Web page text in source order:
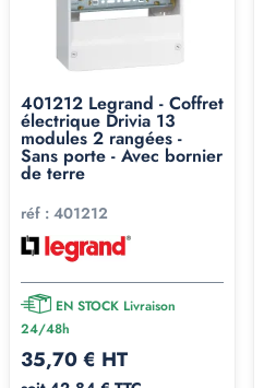
401212 Legrand - Coffret
électrique Drivia 13
modules 2 rangées -
Sans porte - Avec bornier
de terre
réf : 401212
EN STOCK Livraison
24/48h
35,70 € HT